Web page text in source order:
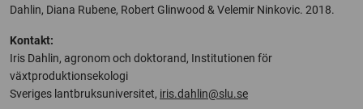
Dahlin, Diana Rubene, Robert Glinwood & Velemir Ninkovic. 2018.
Kontakt:
Iris Dahlin, agronom och doktorand, Institutionen för
växtproduktionsekologi
Sveriges lantbruksuniversitet, iris.dahlin@slu.se